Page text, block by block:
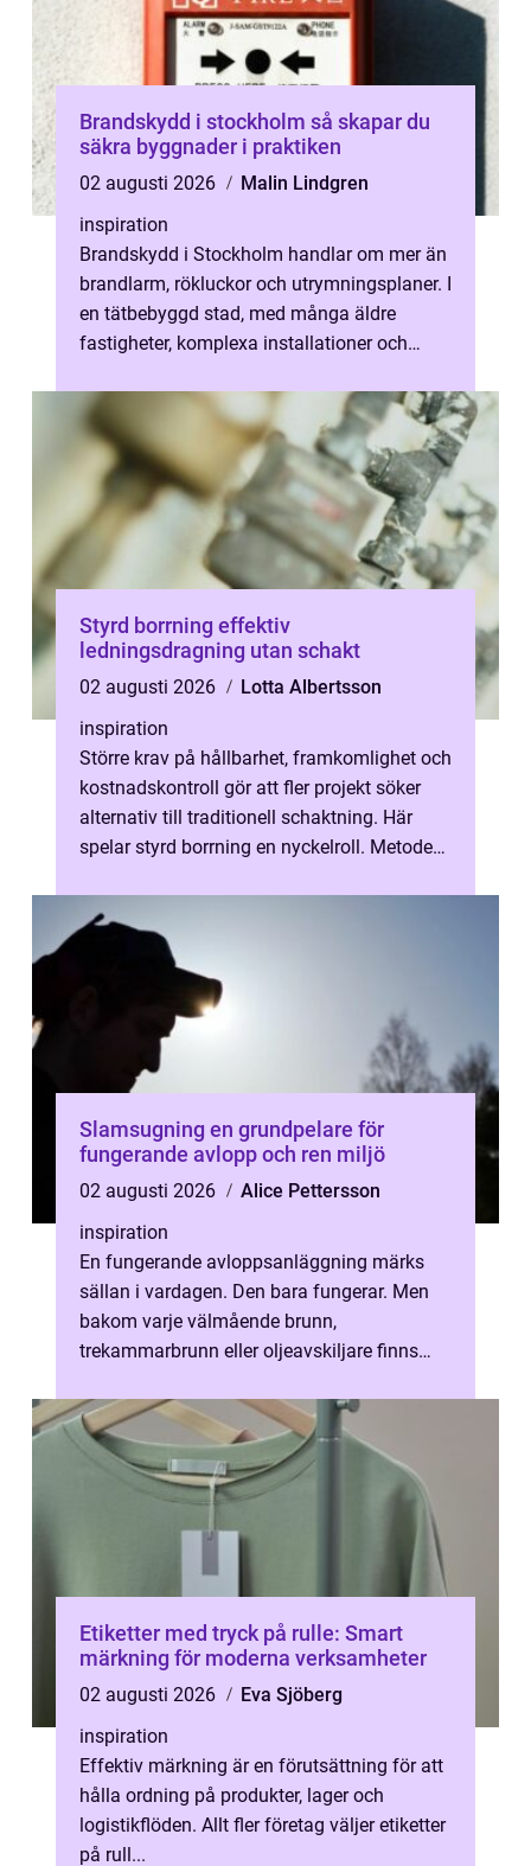
Brandskydd i stockholm så skapar du
säkra byggnader i praktiken
02 augusti 2026
Malin Lindgren
inspiration
Brandskydd i Stockholm handlar om mer än
brandlarm, rökluckor och utrymningsplaner. I
en tätbebyggd stad, med många äldre
fastigheter, komplexa installationer och
Styrd borrning effektiv
ledningsdragning utan schakt
02 augusti 2026
Lotta Albertsson
inspiration
Större krav på hållbarhet, framkomlighet och
kostnadskontroll gör att fler projekt söker
alternativ till traditionell schaktning. Här
spelar styrd borrning en nyckelroll. Metoden
Slamsugning en grundpelare för
fungerande avlopp och ren miljö
02 augusti 2026
Alice Pettersson
inspiration
En fungerande avloppsanläggning märks
sällan i vardagen. Den bara fungerar. Men
bakom varje välmående brunn,
trekammarbrunn eller oljeavskiljare finns
slamsugning...
Etiketter med tryck på rulle: Smart
märkning för moderna verksamheter
02 augusti 2026
Eva Sjöberg
inspiration
Effektiv märkning är en förutsättning för att
hålla ordning på produkter, lager och
logistikflöden. Allt fler företag väljer etiketter
på rull...